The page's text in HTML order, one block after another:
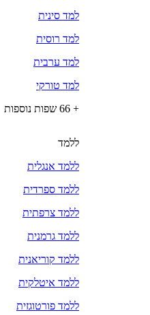
למד סינית
למד רוסית
למד ערבית
למד טורקי
+ 66 שפות נוספות
ללמד
ללמד אנגלית
ללמד ספרדית
ללמד צרפתית
ללמד גרמנית
ללמד קוריאנית
ללמד איטלקית
ללמד פורטוגזית